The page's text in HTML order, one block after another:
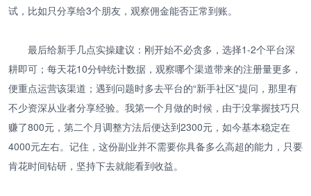
试，比如只分享给3个朋友，观察佣金能否正常到账。
最后给新手几点实操建议：刚开始不必贪多，选择1-2个平台深
耕即可；每天花10分钟统计数据，观察哪个渠道带来的注册量更多，
便重点运营该渠道；遇到问题时多去平台的“新手社区”提问，那里有
不少资深从业者分享经验。我第一个月做的时候，由于没掌握技巧只
赚了800元，第二个月调整方法后便达到2300元，如今基本稳定在
4000元左右。记住，这份副业并不需要你具备多么高超的能力，只要
肯花时间钻研，坚持下去就能看到收益。